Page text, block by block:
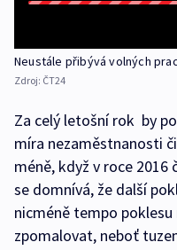
Neustále přibývá volných
Zdroj: ČT24
Za celý letošní rok by
míra nezaměstnanosti
méně, když v roce 2016
se domnívá, že další
nicméně tempo
zpomalovat, neboť